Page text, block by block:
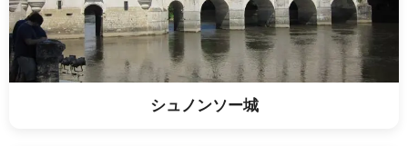
シュノンソー城